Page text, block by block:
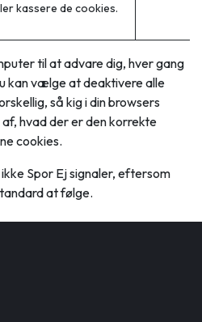
kassere de cookies.
til at advare dig, hver gang
kan vælge at deaktivere alle
så kig i din browsers
hvad der er den korrekte
cookies.
Spor Ej signaler, eftersom
at følge.